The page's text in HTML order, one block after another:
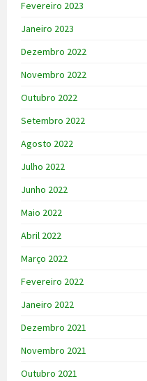
Fevereiro 2023
Janeiro 2023
Dezembro 2022
Novembro 2022
Outubro 2022
Setembro 2022
Agosto 2022
Julho 2022
Junho 2022
Maio 2022
Abril 2022
Março 2022
Fevereiro 2022
Janeiro 2022
Dezembro 2021
Novembro 2021
Outubro 2021